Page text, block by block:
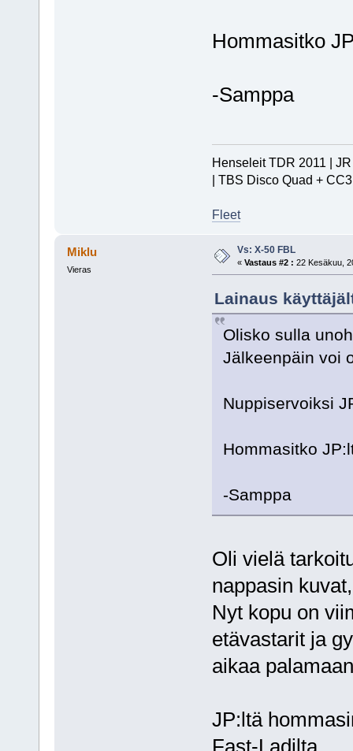
Hommasitko
-Samppa
Henseleit TDR 2011 |
| TBS Disco Quad +
Fleet
Miklu
Vieras
Vs: X-50 FBL
« Vastaus #2 : 22 Kesäkuu,
Lainaus
Olisko sulla
Jälkeenpäin voi
Nuppiservoiksi
Hommasitko
-Samppa
Oli vielä
nappasin
Nyt kopu on
etävastarit ja
aikaa
JP:ltä
Fast-Ladilta.